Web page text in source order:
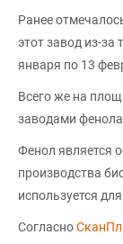
Ранее
этот завод из-за
января по 13
Всего же на
заводами
Фенол является
производства
используется
Согласно